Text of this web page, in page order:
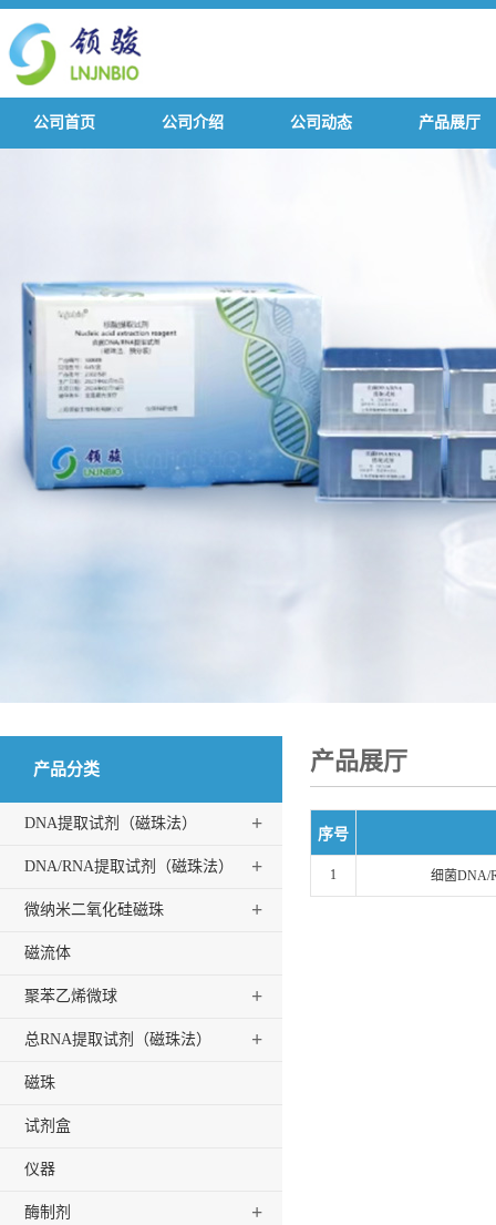
公司首页 公司介绍 公司动态 产品展厅
产品分类
DNA提取试剂（磁珠法） +
DNA/RNA提取试剂（磁珠法） +
微纳米二氧化硅磁珠 +
磁流体
聚苯乙烯微球 +
总RNA提取试剂（磁珠法） +
磁珠
试剂盒
仪器
酶制剂 +
产品展厅
序号
1 细菌DNA/